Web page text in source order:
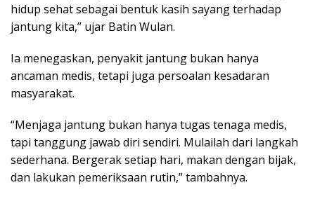
hidup sehat sebagai bentuk kasih sayang terhadap
jantung kita,” ujar Batin Wulan.
Ia menegaskan, penyakit jantung bukan hanya
ancaman medis, tetapi juga persoalan kesadaran
masyarakat.
“Menjaga jantung bukan hanya tugas tenaga medis,
tapi tanggung jawab diri sendiri. Mulailah dari langkah
sederhana. Bergerak setiap hari, makan dengan bijak,
dan lakukan pemeriksaan rutin,” tambahnya.